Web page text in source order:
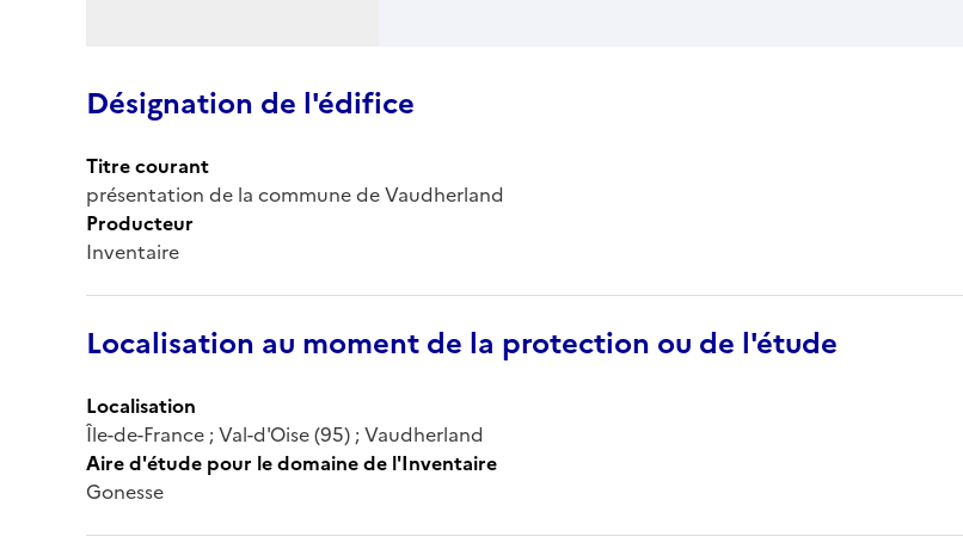
Désignation de l'édifice
Titre courant
présentation de la commune de Vaudherland
Producteur
Inventaire
Localisation au moment de la protection ou de l'étude
Localisation
Île-de-France ; Val-d'Oise (95) ; Vaudherland
Aire d'étude pour le domaine de l'Inventaire
Gonesse